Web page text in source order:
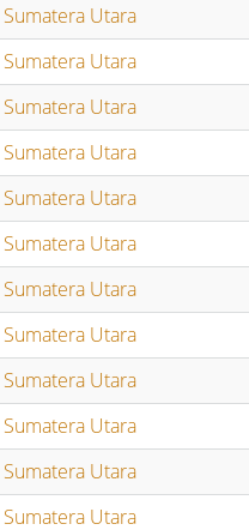
Sumatera Utara
Sumatera Utara
Sumatera Utara
Sumatera Utara
Sumatera Utara
Sumatera Utara
Sumatera Utara
Sumatera Utara
Sumatera Utara
Sumatera Utara
Sumatera Utara
Sumatera Utara